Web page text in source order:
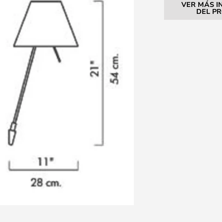
VER MÁS
DEL